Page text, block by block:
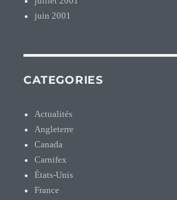
juin 2001
CATEGORIES
Actualités
Angleterre
Canada
Carnifex
États-Unis
France